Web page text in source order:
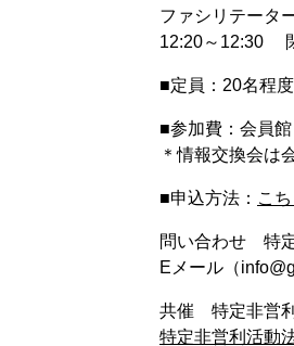
ファシリテータ
12:20～12:30
■定員：20名程
■参加費：会員
＊情報交換会は
■申込方法： こ
問い合わせ 特定
Eメール（
共催 特定非営
特定非営利活動